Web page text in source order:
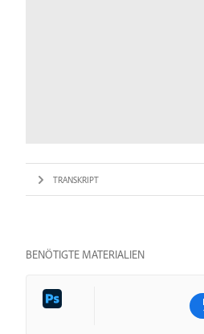
TRANSKRIPT
BENÖTIGTE MATERIALIEN